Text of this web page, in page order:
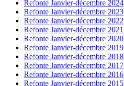
Refonte Janvier-décembre 2024
Refonte Janvier-décembre 2023
Refonte Janvier-décembre 2022
Refonte Janvier-décembre 2021
Refonte Janvier-décembre 2020
Refonte Janvier-décembre 2019
Refonte Janvier-décembre 2018
Refonte Janvier-décembre 2017
Refonte Janvier-décembre 2016
Refonte Janvier-décembre 2015